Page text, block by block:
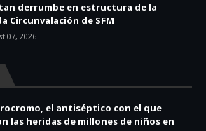
derrumbe en estructura de la
Circunvalación de SFM
07, 2026
el antiséptico con el que
las heridas de millones de niños en